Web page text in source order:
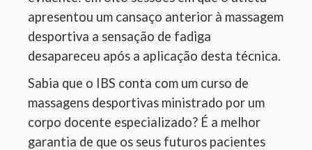
apresentou um cansaço anterior à massagem
desportiva a sensação de fadiga
desapareceu após a aplicação desta técnica.
Sabia que o IBS conta com um curso de
massagens desportivas ministrado por um
corpo docente especializado? É a melhor
garantia de que os seus futuros pacientes